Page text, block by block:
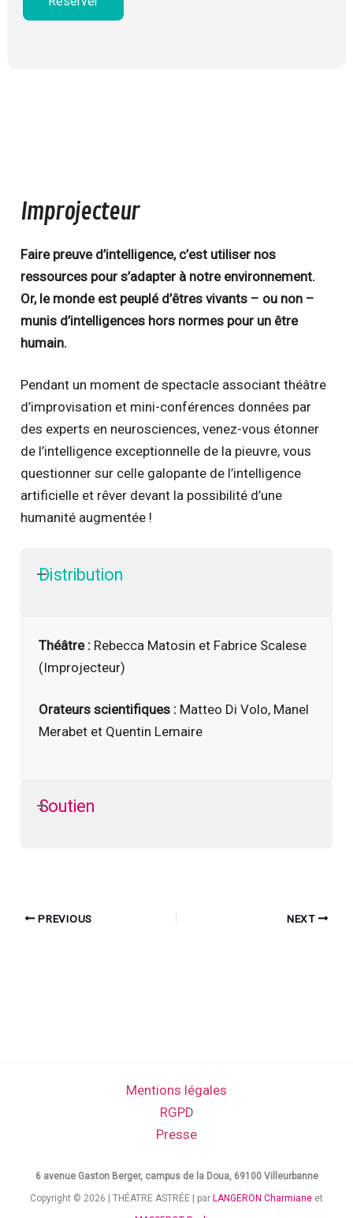
Improjecteur
Faire preuve d’intelligence, c’est utiliser nos
ressources pour s’adapter à notre environnement.
Or, le monde est peuplé d’êtres vivants – ou non –
munis d’intelligences hors normes pour un être
humain.
Pendant un moment de spectacle associant théâtre
d’improvisation et mini-conférences données par
des experts en neurosciences, venez-vous étonner
de l’intelligence exceptionnelle de la pieuvre, vous
questionner sur celle galopante de l’intelligence
artificielle et rêver devant la possibilité d’une
humanité augmentée !
Distribution
Théâtre : Rebecca Matosin et Fabrice Scalese
(Improjecteur)
Orateurs scientifiques : Matteo Di Volo, Manel
Merabet et Quentin Lemaire
Soutien
PREVIOUS NEXT
Mentions légales
RGPD
Presse
6 avenue Gaston Berger, campus de la Doua, 69100 Villeurbanne
Copyright © 2026 | THÉATRE ASTRÉE | par LANGERON Charmiane et